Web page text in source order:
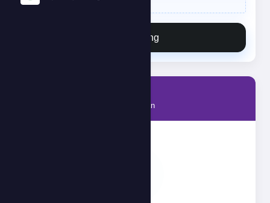
Đặt hàng
Thông tin tài khoản của bạn